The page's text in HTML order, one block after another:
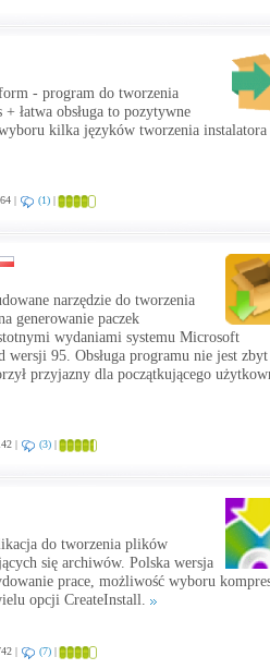
- program do tworzenia
łatwa obsługa to pozytywne
kilka języków tworzenia
| (1) |
narzędzie do tworzenia
generowanie paczek
wydaniami systemu Microsoft
wersji 95. Obsługa programu nie jest zbyt
przyjazny dla początkującego
| (3) |
do tworzenia plików
się archiwów. Polska wersja
prace, możliwość wyboru
opcji CreateInstall.
| (7) |